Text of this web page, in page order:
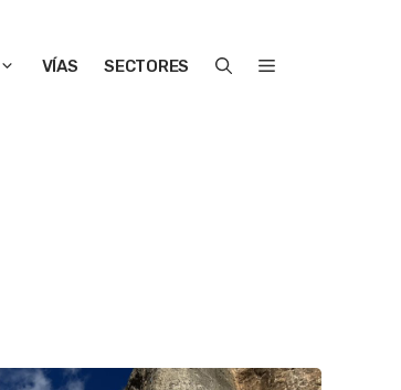
VÍAS SECTORES